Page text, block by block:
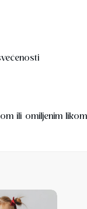
ili omiljenim likom